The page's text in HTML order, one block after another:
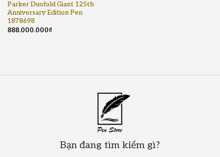
Parker Duofold Giant 125th
Anniversary Edition Pen
1878698
888.000.000₫
Bạn đang tìm kiếm gì?